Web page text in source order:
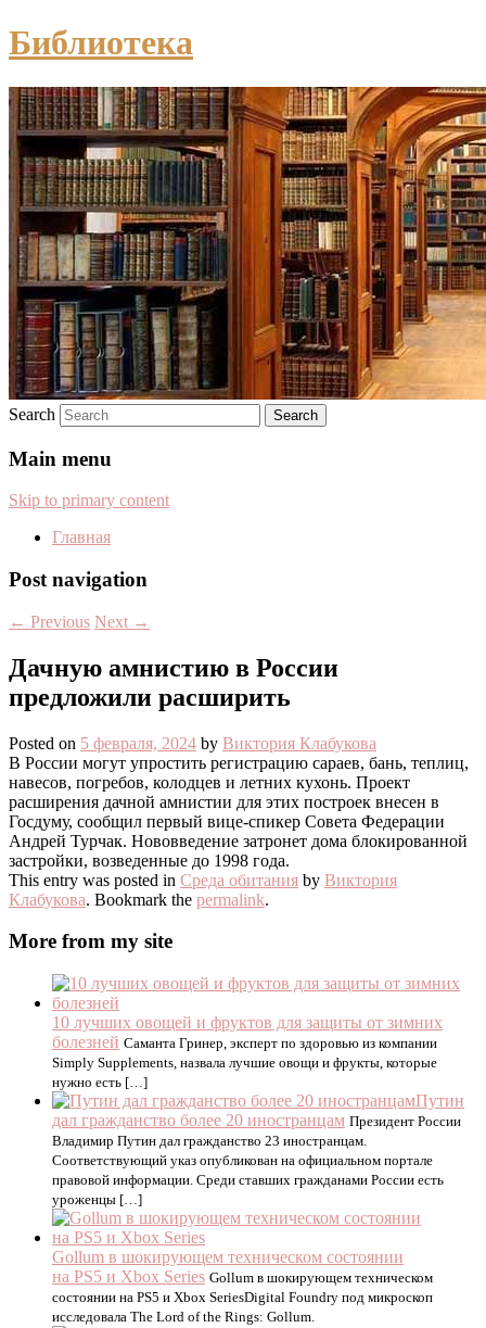
Библиотека
Search
Main menu
Skip to primary content
Главная
Post navigation
← Previous Next →
Дачную амнистию в России
предложили расширить
Posted on 5 февраля, 2024 by Виктория Клабукова
В России могут упростить регистрацию сараев, бань, теплиц,
навесов, погребов, колодцев и летних кухонь. Проект
расширения дачной амнистии для этих построек внесен в
Госдуму, сообщил первый вице-спикер Совета Федерации
Андрей Турчак. Нововведение затронет дома блокированной
застройки, возведенные до 1998 года.
This entry was posted in Среда обитания by Виктория
Клабукова. Bookmark the permalink.
More from my site
10 лучших овощей и фруктов для защиты от зимних
болезней Саманта Гринер, эксперт по здоровью из компании
Simply Supplements, назвала лучшие овощи и фрукты, которые
нужно есть […]
Путин
дал гражданство более 20 иностранцам Президент России
Владимир Путин дал гражданство 23 иностранцам.
Соответствующий указ опубликован на официальном портале
правовой информации. Среди ставших гражданами России есть
уроженцы […]
Gollum в шокирующем техническом состоянии
на PS5 и Xbox Series Gollum в шокирующем техническом
состоянии на PS5 и Xbox SeriesDigital Foundry под микроскоп
исследовала The Lord of the Rings: Gollum.